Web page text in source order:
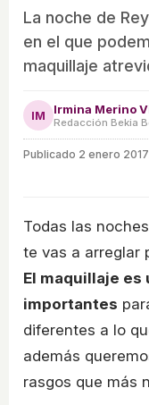
La noche de
en el que
maquillaje
IM Irmina Merino
Redacción Bekia
Publicado 2 enero 2017
Todas las
te vas a arreglar
El maquillaje es
importantes
diferentes a lo
además
rasgos que más